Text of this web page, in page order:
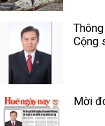
Cộng
Mời